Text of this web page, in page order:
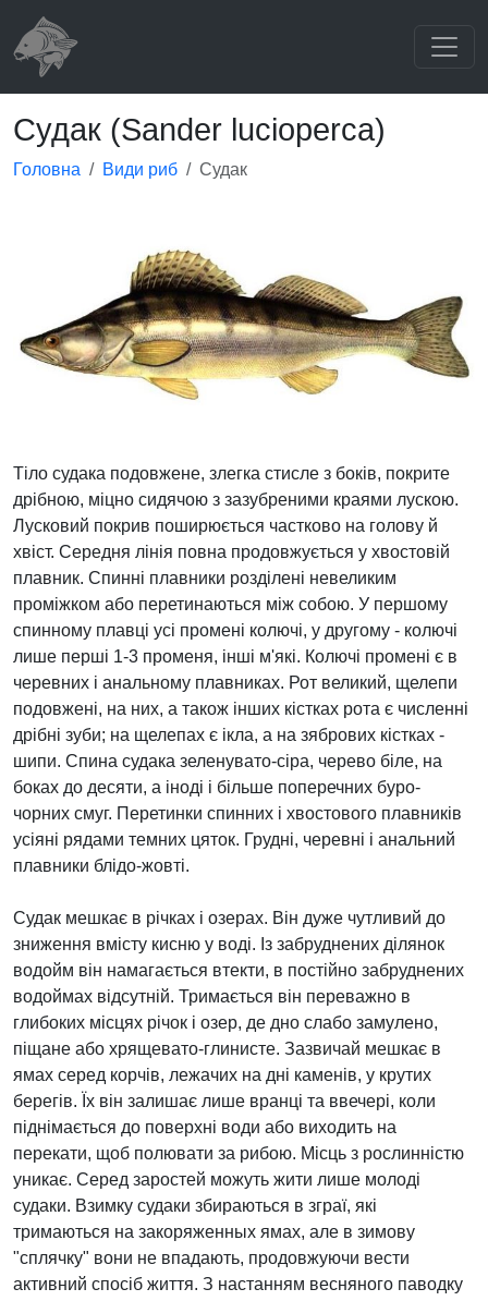
Судак (Sander lucioperca)
Головна Види риб Судак
Тіло судака подовжене, злегка стисле з боків, покрите
дрібною, міцно сидячою з зазубреними краями лускою.
Лусковий покрив поширюється частково на голову й
хвіст. Середня лінія повна продовжується у хвостовій
плавник. Спинні плавники розділені невеликим
проміжком або перетинаються між собою. У першому
спинному плавці усі промені колючі, у другому - колючі
лише перші 1-3 променя, інші м'які. Колючі промені є в
черевних і анальному плавниках. Рот великий, щелепи
подовжені, на них, а також інших кістках рота є численні
дрібні зуби; на щелепах є ікла, а на зябрових кістках -
шипи. Спина судака зеленувато-сіра, черево біле, на
боках до десяти, а іноді і більше поперечних буро-
чорних смуг. Перетинки спинних і хвостового плавників
усіяні рядами темних цяток. Грудні, черевні і анальний
плавники блідо-жовті.
Судак мешкає в річках і озерах. Він дуже чутливий до
зниження вмісту кисню у воді. Із забруднених ділянок
водойм він намагається втекти, в постійно забруднених
водоймах відсутній. Тримається він переважно в
глибоких місцях річок і озер, де дно слабо замулено,
піщане або хрящевато-глинисте. Зазвичай мешкає в
ямах серед корчів, лежачих на дні каменів, у крутих
берегів. Їх він залишає лише вранці та ввечері, коли
піднімається до поверхні води або виходить на
перекати, щоб полювати за рибою. Місць з рослинністю
уникає. Серед заростей можуть жити лише молоді
судаки. Взимку судаки збираються в зграї, які
тримаються на закоряженных ямах, але в зимову
"сплячку" вони не впадають, продовжуючи вести
активний спосіб життя. З настанням весняного паводку